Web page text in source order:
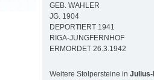
GEB. WAHLER
JG. 1904
DEPORTIERT 1941
RIGA-JUNGFERNHOF
ERMORDET 26.3.1942
Weitere Stolpersteine in Julius-